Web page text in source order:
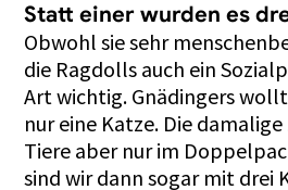
Statt einer wurden es
Obwohl sie sehr
die Ragdolls auch ein
Art wichtig. Gnädingers
nur eine Katze. Die
Tiere aber nur im
sind wir dann sogar mit drei